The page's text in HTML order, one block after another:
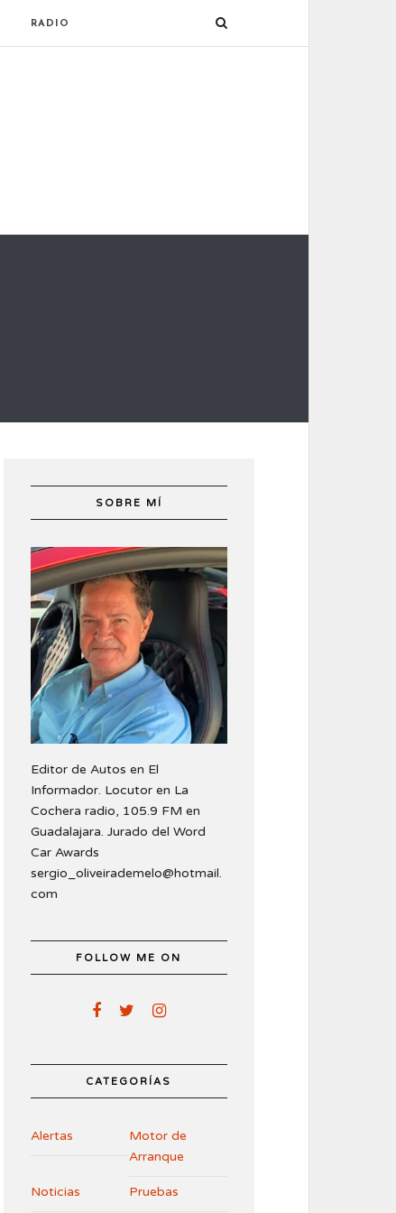
RADIO
SOBRE MÍ
Editor de Autos en El
Informador. Locutor en La
Cochera radio, 105.9 FM en
Guadalajara. Jurado del Word
Car Awards
sergio_oliveirademelo@hotmail.
com
FOLLOW ME ON
CATEGORÍAS
Alertas
Motor de
Arranque
Noticias Pruebas